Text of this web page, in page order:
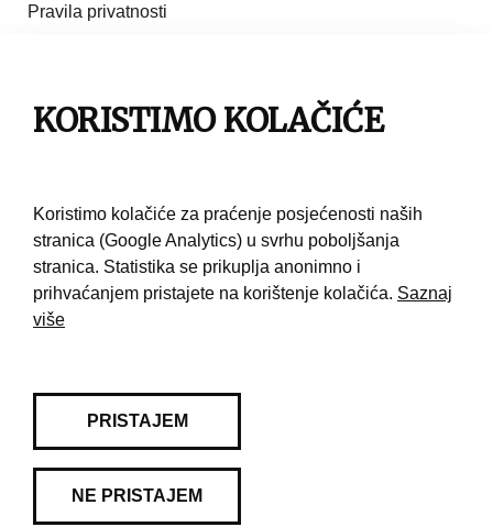
Pravila privatnosti
Pravila korištenja
KORISTIMO KOLAČIĆE
Koristimo kolačiće za praćenje posjećenosti naših
stranica (Google Analytics) u svrhu poboljšanja
stranica. Statistika se prikuplja anonimno i
prihvaćanjem pristajete na korištenje kolačića. Saznaj
više
PRISTAJEM
NE PRISTAJEM